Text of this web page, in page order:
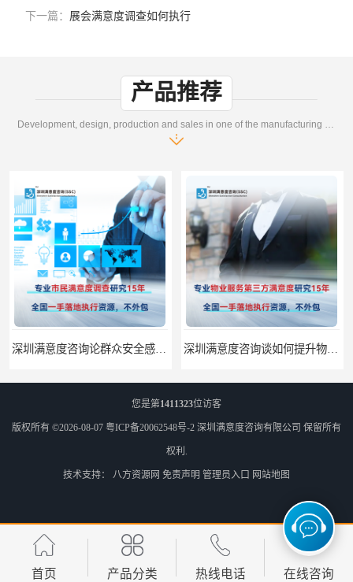
下一篇： 展会满意度调查如何执行
产品推荐
Development, design, production and sales in one of the manufacturing enterprises
深圳满意度咨询开展医药公司顾客满意度调查
您是第1411323位访客
版权所有 ©2026-08-07 粤ICP备20062548号-2 深圳满意度咨询有限公司 保留所有
权利.
技术支持： 八方资源网 免责声明 管理员入口 网站地图
首页 产品分类 热线电话 在线咨询